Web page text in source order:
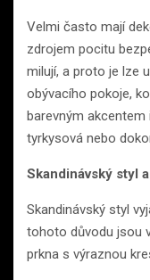
Velmi často mají
zdrojem pocitu
milují, a proto je lze
obývacího pokoje,
barevným akcentem
tyrkysová nebo
Skandinávský styl
Skandinávský styl
tohoto důvodu jsou
prkna s výraznou